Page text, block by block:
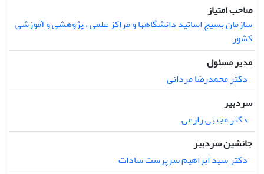
صاحب امتیاز
سازمان بسیج اساتید دانشگاهها و مراکز علمی ، پژوهشی و آموزشی
کشور
مدیر مسئول
دکتر محمدرضا مردانی
سردبیر
دکتر مجتبی زارعی
جانشین سردبیر
دکتر سید ابراهیم سرپرست سادات